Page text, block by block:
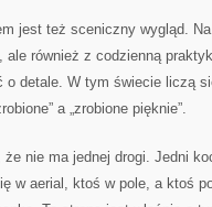
jest też sceniczny wygląd.
również z codzienną
detale. W tym świecie liczą
a „zrobione pięknie”.
nie ma jednej drogi. Jedni
w aerial, ktoś w pole, a ktoś